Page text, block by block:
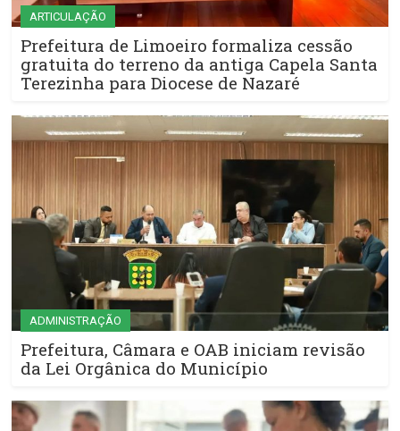
ARTICULAÇÃO
Prefeitura de Limoeiro formaliza cessão
gratuita do terreno da antiga Capela Santa
Terezinha para Diocese de Nazaré
ADMINISTRAÇÃO
Prefeitura, Câmara e OAB iniciam revisão
da Lei Orgânica do Município